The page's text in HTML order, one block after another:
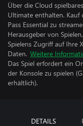
Über die Cloud
Ultimate enthalten. Kauf
Pass Essential zu
Herausgeber von
Spielens Zugriff auf Ihre
Daten. Weitere
Das Spiel erfordert ein
der Konsole zu spielen
erhältlich).
DETAILS